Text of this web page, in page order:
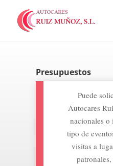
Presupuestos
Puede
Autocares
nacionales o
tipo de
visitas a